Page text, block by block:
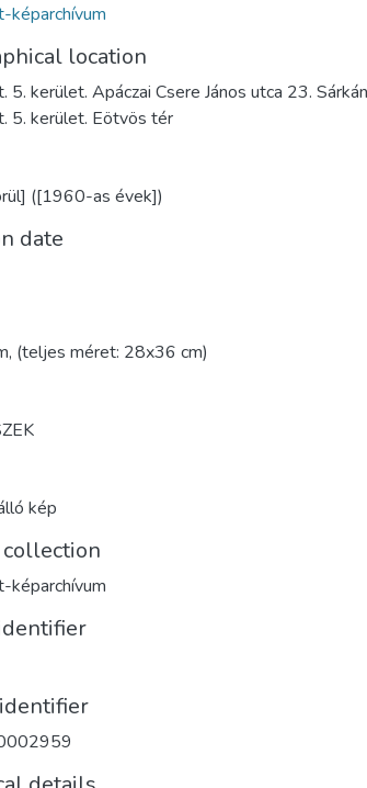
képarchívum
location
5. kerület. Apáczai Csere János utca 23.
5. kerület. Eötvös tér
([1960-as évek])
date
(teljes méret: 28x36 cm)
kép
képarchívum